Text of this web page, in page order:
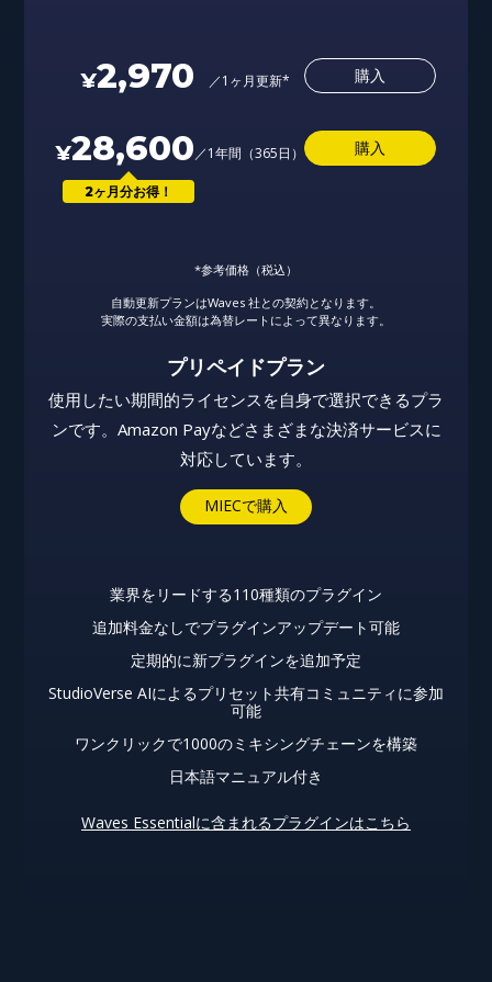
2,970 ／1ヶ月更新* 購入
28,600
2ヶ月分お得！
／1年間（365日） 購入
*参考価格（税込）
自動更新プランはWaves 社との契約となります。
実際の支払い金額は為替レートによって異なります。
プリペイドプラン
使用したい期間的ライセンスを自身で選択できるプラ
ンです。Amazon Payなどさまざまな決済サービスに
対応しています。
MIECで購入
業界をリードする110種類のプラグイン
追加料金なしでプラグインアップデート可能
定期的に新プラグインを追加予定
StudioVerse AIによるプリセット共有コミュニティに参加
可能
ワンクリックで1000のミキシングチェーンを構築
日本語マニュアル付き
Waves Essentialに含まれるプラグインはこちら